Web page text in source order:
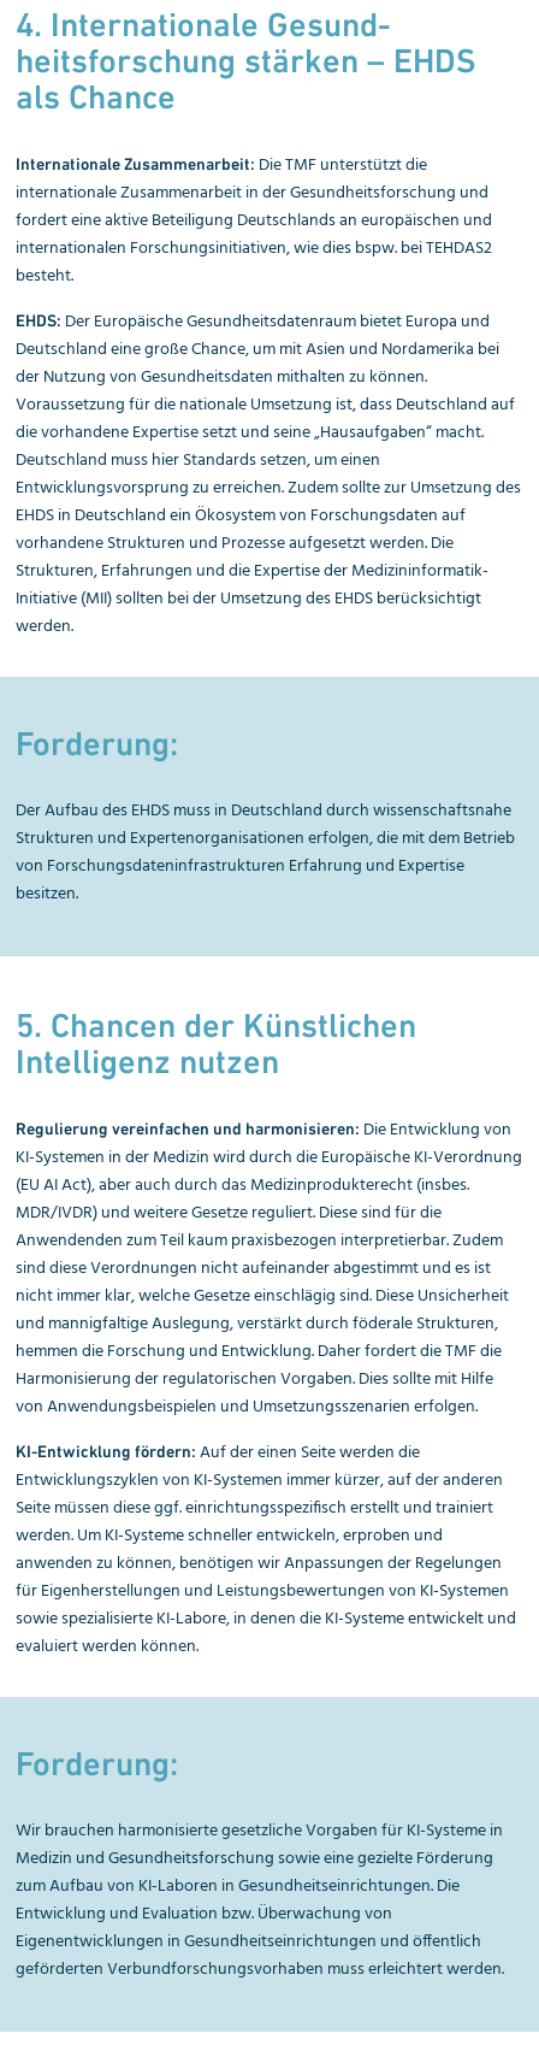
4. Internationale Gesund­
heitsforschung stärken – EHDS
als Chance
Internationale Zusammenarbeit: Die TMF unterstützt die
internationale Zusammenarbeit in der Gesundheitsforschung und
fordert eine aktive Beteiligung Deutschlands an europäischen und
internationalen Forschungsinitiativen, wie dies bspw. bei TEHDAS2
besteht.
EHDS: Der Europäische Gesundheitsdatenraum bietet Europa und
Deutschland eine große Chance, um mit Asien und Nordamerika bei
der Nutzung von Gesundheitsdaten mithalten zu können.
Voraussetzung für die nationale Umsetzung ist, dass Deutschland auf
die vorhandene Expertise setzt und seine „Hausaufgaben“ macht.
Deutschland muss hier Standards setzen, um einen
Entwicklungsvorsprung zu erreichen. Zudem sollte zur Umsetzung des
EHDS in Deutschland ein Ökosystem von Forschungsdaten auf
vorhandene Strukturen und Prozesse aufgesetzt werden. Die
Strukturen, Erfahrungen und die Expertise der Medizininformatik-
Initiative (MII) sollten bei der Umsetzung des EHDS berücksichtigt
werden.
Forderung:
Der Aufbau des EHDS muss in Deutschland durch wissenschaftsnahe
Strukturen und Expertenorganisationen erfolgen, die mit dem Betrieb
von Forschungsdateninfrastrukturen Erfahrung und Expertise
besitzen.
5. Chancen der Künstlichen
Intelligenz nutzen
Regulierung vereinfachen und harmonisieren: Die Entwicklung von
KI-Systemen in der Medizin wird durch die Europäische KI-Verordnung
(EU AI Act), aber auch durch das Medizinprodukterecht (insbes.
MDR/IVDR) und weitere Gesetze reguliert. Diese sind für die
Anwendenden zum Teil kaum praxisbezogen interpretierbar. Zudem
sind diese Verordnungen nicht aufeinander abgestimmt und es ist
nicht immer klar, welche Gesetze einschlägig sind. Diese Unsicherheit
und mannigfaltige Auslegung, verstärkt durch föderale Strukturen,
hemmen die Forschung und Entwicklung. Daher fordert die TMF die
Harmonisierung der regulatorischen Vorgaben. Dies sollte mit Hilfe
von Anwendungsbeispielen und Umsetzungsszenarien erfolgen.
KI-Entwicklung fördern: Auf der einen Seite werden die
Entwicklungszyklen von KI-Systemen immer kürzer, auf der anderen
Seite müssen diese ggf. einrichtungsspezifisch erstellt und trainiert
werden. Um KI-Systeme schneller entwickeln, erproben und
anwenden zu können, benötigen wir Anpassungen der Regelungen
für Eigenherstellungen und Leistungsbewertungen von KI-Systemen
sowie spezialisierte KI-Labore, in denen die KI-Systeme entwickelt und
evaluiert werden können.
Forderung:
Wir brauchen harmonisierte gesetzliche Vorgaben für KI-Systeme in
Medizin und Gesundheitsforschung sowie eine gezielte Förderung
zum Aufbau von KI-Laboren in Gesundheitseinrichtungen. Die
Entwicklung und Evaluation bzw. Überwachung von
Eigenentwicklungen in Gesundheitseinrichtungen und öffentlich
geförderten Verbundforschungsvorhaben muss erleichtert werden.